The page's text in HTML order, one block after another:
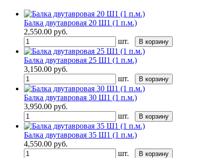
Балка двутавровая 20 Ш1 (1 п.м.)
2,550.00 руб.
шт.
В корзину
Балка двутавровая 25 Ш1 (1 п.м.)
3,150.00 руб.
шт.
В корзину
Балка двутавровая 30 Ш1 (1 п.м.)
3,950.00 руб.
шт.
В корзину
Балка двутавровая 35 Ш1 (1 п.м.)
4,550.00 руб.
шт.
В корзину